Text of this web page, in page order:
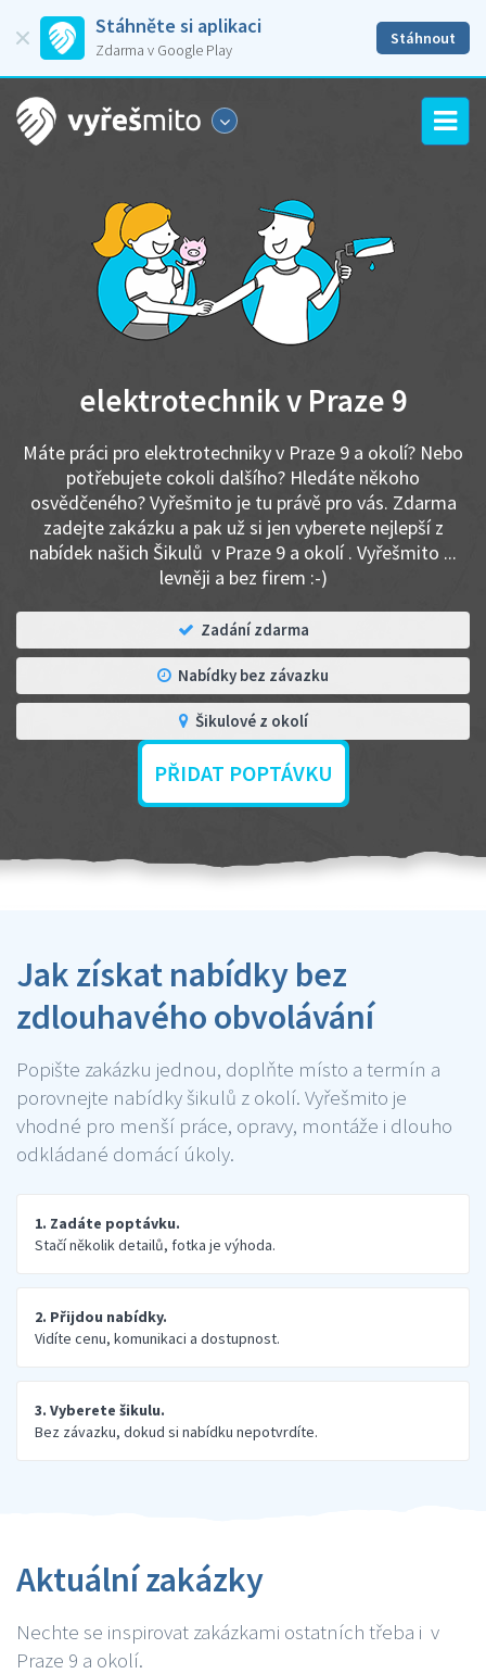
Stáhněte si aplikaci
Zdarma v Google Play
Stáhnout
elektrotechnik v Praze 9
Máte práci pro elektrotechniky v Praze 9 a okolí? Nebo
potřebujete cokoli dalšího? Hledáte někoho
osvědčeného? Vyřešmito je tu právě pro vás. Zdarma
zadejte zakázku a pak už si jen vyberete nejlepší z
nabídek našich Šikulů v Praze 9 a okolí . Vyřešmito ...
levněji a bez firem :-)
Zadání zdarma
Nabídky bez závazku
Šikulové z okolí
PŘIDAT POPTÁVKU
Jak získat nabídky bez
zdlouhavého obvolávání
Popište zakázku jednou, doplňte místo a termín a
porovnejte nabídky šikulů z okolí. Vyřešmito je
vhodné pro menší práce, opravy, montáže i dlouho
odkládané domácí úkoly.
1. Zadáte poptávku.
Stačí několik detailů, fotka je výhoda.
2. Přijdou nabídky.
Vidíte cenu, komunikaci a dostupnost.
3. Vyberete šikulu.
Bez závazku, dokud si nabídku nepotvrdíte.
Aktuální zakázky
Nechte se inspirovat zakázkami ostatních třeba i v
Praze 9 a okolí.